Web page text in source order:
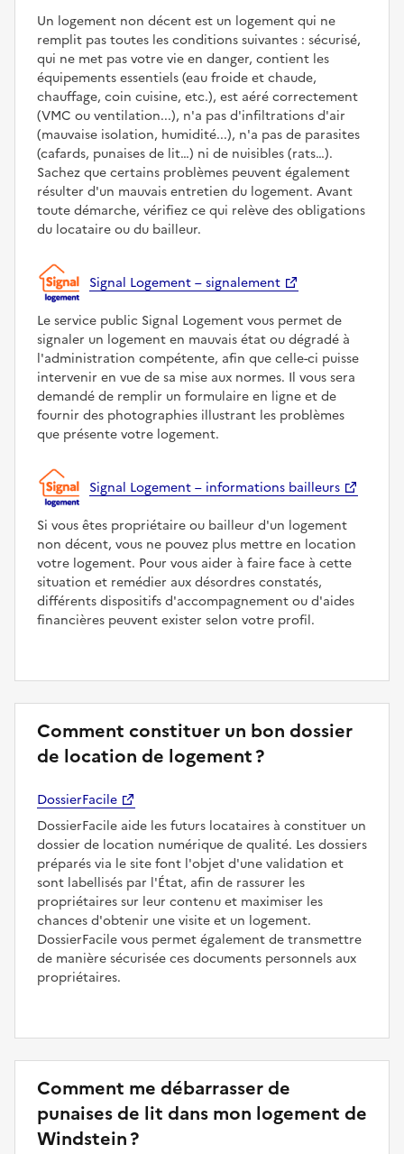
Un logement non décent est un logement qui ne
remplit pas toutes les conditions suivantes : sécurisé,
qui ne met pas votre vie en danger, contient les
équipements essentiels (eau froide et chaude,
chauffage, coin cuisine, etc.), est aéré correctement
(VMC ou ventilation...), n'a pas d'infiltrations d'air
(mauvaise isolation, humidité...), n'a pas de parasites
(cafards, punaises de lit…) ni de nuisibles (rats…).
Sachez que certains problèmes peuvent également
résulter d'un mauvais entretien du logement. Avant
toute démarche, vérifiez ce qui relève des obligations
du locataire ou du bailleur.
Signal Logement – signalement
Le service public Signal Logement vous permet de
signaler un logement en mauvais état ou dégradé à
l'administration compétente, afin que celle-ci puisse
intervenir en vue de sa mise aux normes. Il vous sera
demandé de remplir un formulaire en ligne et de
fournir des photographies illustrant les problèmes
que présente votre logement.
Signal Logement – informations bailleurs
Si vous êtes propriétaire ou bailleur d'un logement
non décent, vous ne pouvez plus mettre en location
votre logement. Pour vous aider à faire face à cette
situation et remédier aux désordres constatés,
différents dispositifs d'accompagnement ou d'aides
financières peuvent exister selon votre profil.
Comment constituer un bon dossier
de location de logement ?
DossierFacile
DossierFacile aide les futurs locataires à constituer un
dossier de location numérique de qualité. Les dossiers
préparés via le site font l'objet d'une validation et
sont labellisés par l'État, afin de rassurer les
propriétaires sur leur contenu et maximiser les
chances d'obtenir une visite et un logement.
DossierFacile vous permet également de transmettre
de manière sécurisée ces documents personnels aux
propriétaires.
Comment me débarrasser de
punaises de lit dans mon logement de
Windstein ?